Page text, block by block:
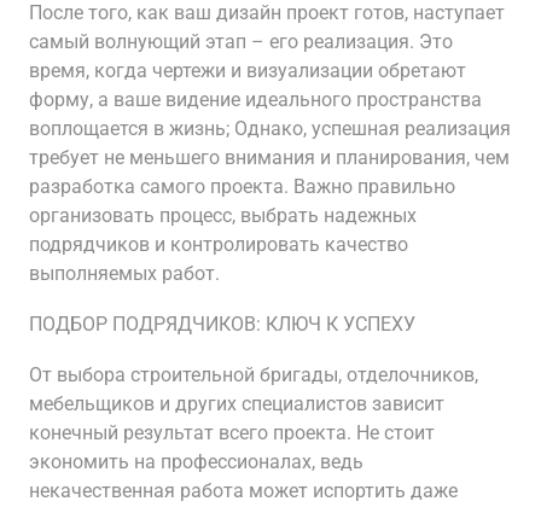
После того, как ваш дизайн проект готов, наступает
самый волнующий этап – его реализация. Это
время, когда чертежи и визуализации обретают
форму, а ваше видение идеального пространства
воплощается в жизнь; Однако, успешная реализация
требует не меньшего внимания и планирования, чем
разработка самого проекта. Важно правильно
организовать процесс, выбрать надежных
подрядчиков и контролировать качество
выполняемых работ.
ПОДБОР ПОДРЯДЧИКОВ: КЛЮЧ К УСПЕХУ
От выбора строительной бригады, отделочников,
мебельщиков и других специалистов зависит
конечный результат всего проекта. Не стоит
экономить на профессионалах, ведь
некачественная работа может испортить даже